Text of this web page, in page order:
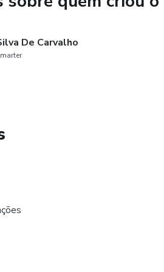
Para quem quer melhorar
De Carvalho